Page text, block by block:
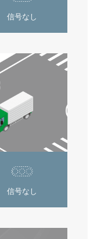
信号なし
信号なし